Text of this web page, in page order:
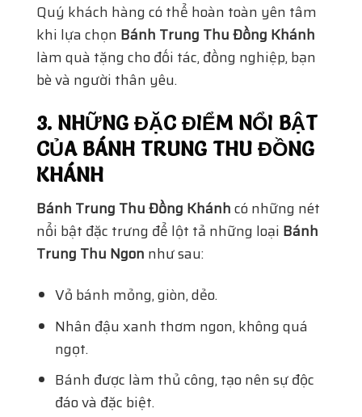
Quý khách hàng có thể hoàn toàn yên tâm
khi lựa chọn Bánh Trung Thu Đồng Khánh
làm quà tặng cho đối tác, đồng nghiệp, bạn
bè và người thân yêu.
3. NHỮNG ĐẶC ĐIỂM NỔI BẬT
CỦA BÁNH TRUNG THU ĐỒNG
KHÁNH
Bánh Trung Thu Đồng Khánhcó những nét
nổi bật đặc trưng để lột tả những loại Bánh
Trung Thu Ngon như sau:
Vỏ bánh mỏng, giòn, dẻo.
Nhân đậu xanh thơm ngon, không quá
ngọt.
Bánh được làm thủ công, tạo nên sự độc
đáo và đặc biệt.